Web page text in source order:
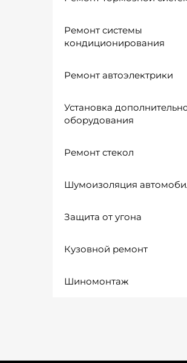
Ремонт системы
кондиционирования
Ремонт автоэлектрики
Установка
оборудования
Ремонт стекол
Шумоизоляция
Защита от угона
Кузовной ремонт
Шиномонтаж